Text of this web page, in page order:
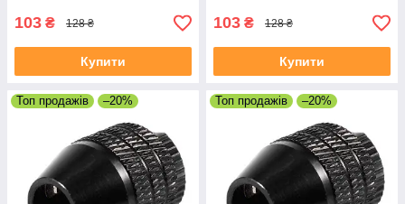
103 ₴ 128 ₴
Купити
103 ₴ 128 ₴
Купити
Топ продажів –20% Топ продажів –20%